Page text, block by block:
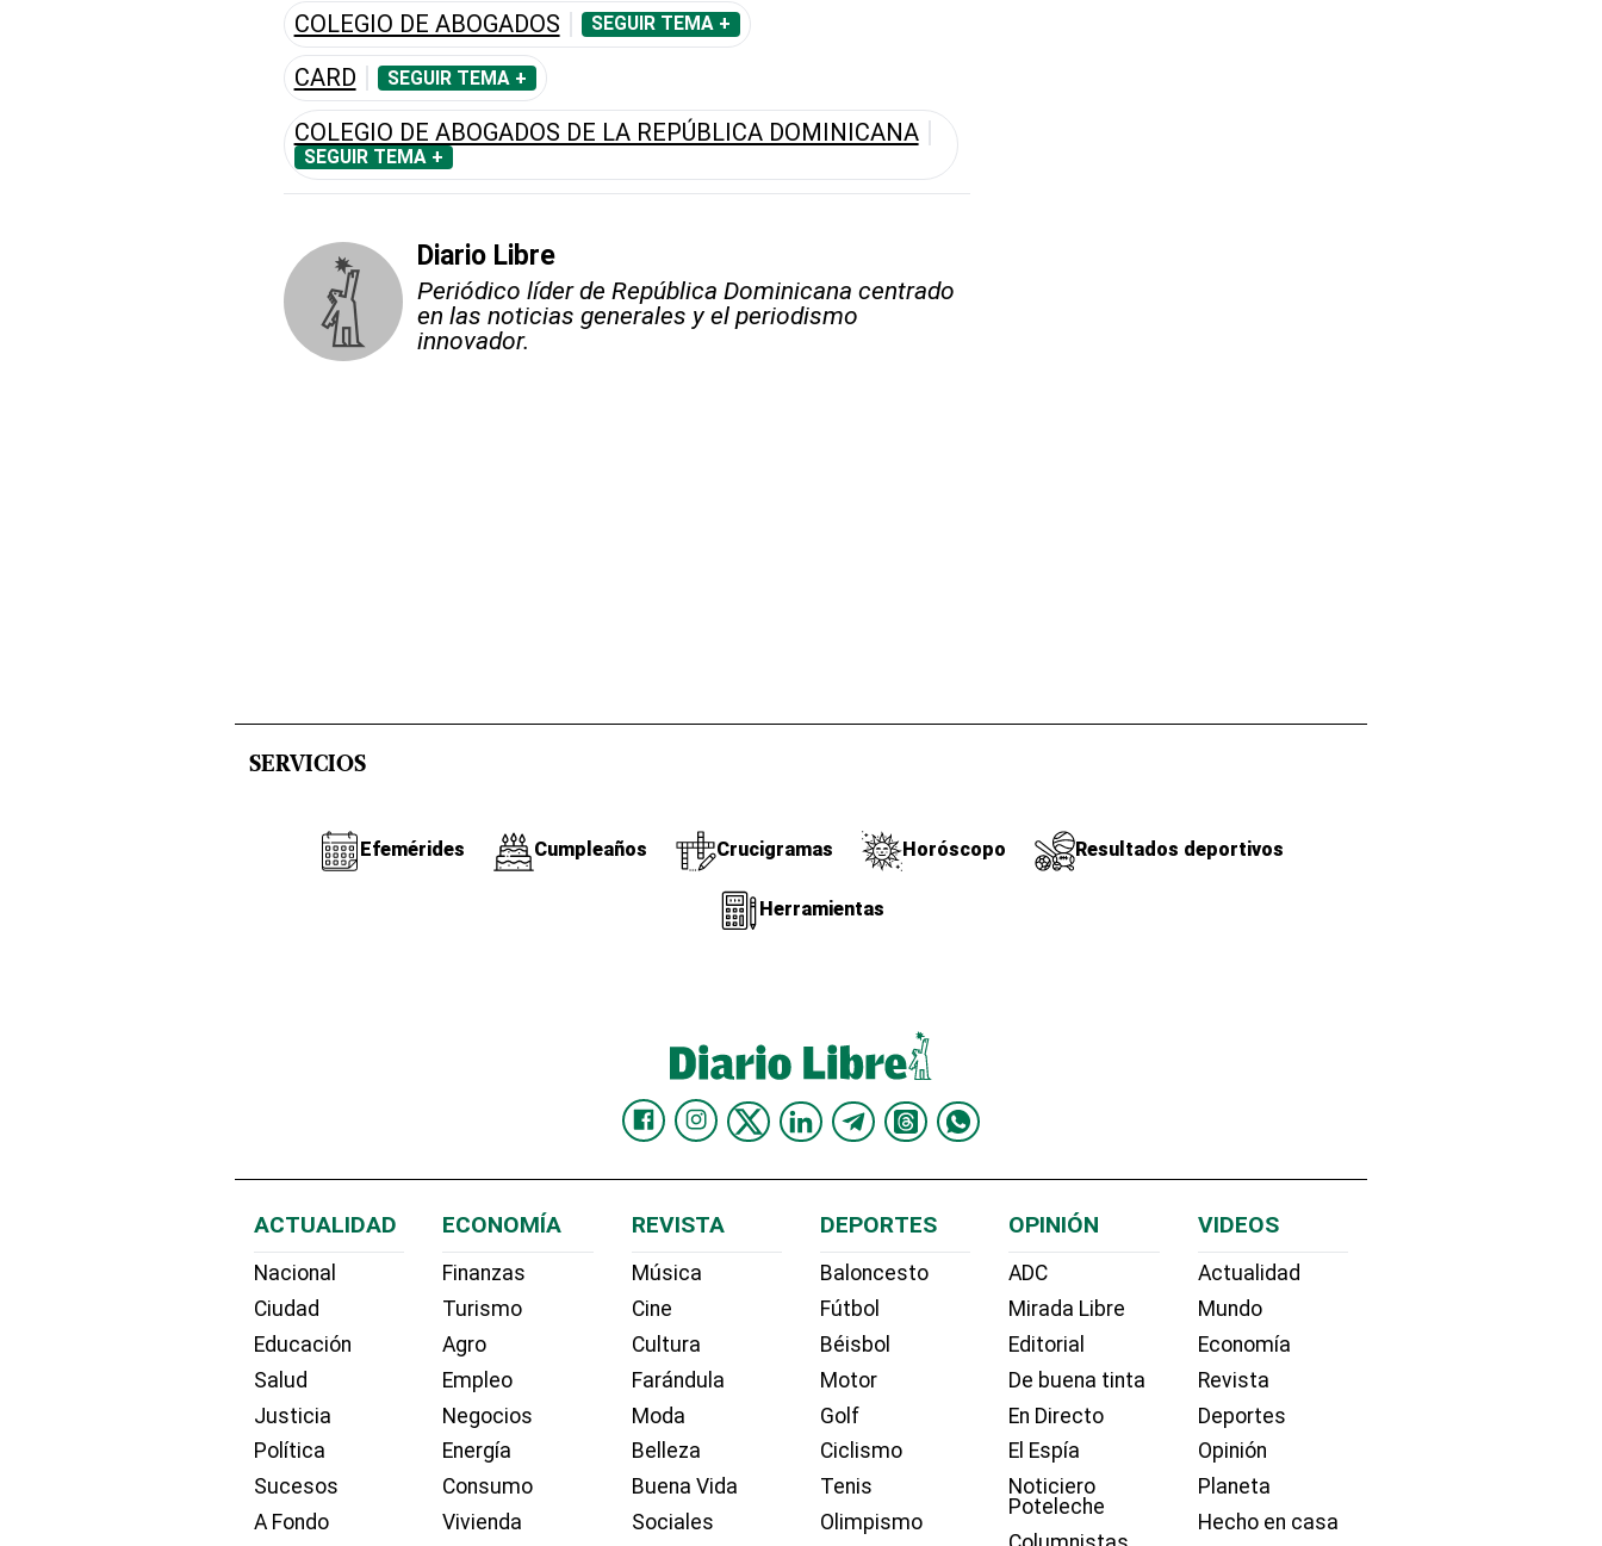
COLEGIO DE ABOGADOS SEGUIR TEMA +
CARD SEGUIR TEMA +
COLEGIO DE ABOGADOS DE LA REPÚBLICA DOMINICANA
SEGUIR TEMA +
Diario Libre
Periódico líder de República Dominicana centrado
en las noticias generales y el periodismo
innovador.
SERVICIOS
Efemérides Cumpleaños Crucigramas Horóscopo Resultados deportivos
Herramientas
ACTUALIDAD
Nacional
Ciudad
Educación
Salud
Justicia
Política
Sucesos
A Fondo
ECONOMÍA
Finanzas
Turismo
Agro
Empleo
Negocios
Energía
Consumo
Vivienda
REVISTA
Música
Cine
Cultura
Farándula
Moda
Belleza
Buena Vida
Sociales
DEPORTES
Baloncesto
Fútbol
Béisbol
Motor
Golf
Ciclismo
Tenis
Olimpismo
OPINIÓN
ADC
Mirada Libre
Editorial
De buena tinta
En Directo
El Espía
Noticiero
Poteleche
VIDEOS
Actualidad
Mundo
Economía
Revista
Deportes
Opinión
Planeta
Hecho en casa